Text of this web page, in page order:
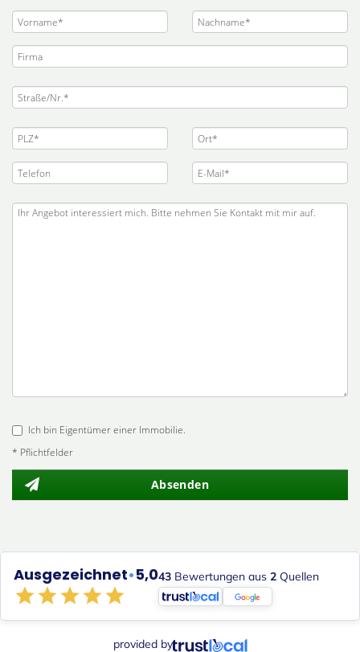
Ich bin Eigentümer einer Immobilie.
* Pflichtfelder
Absenden
Ausgezeichnet•5,043 Bewertungen aus 2 Quellen
provided by